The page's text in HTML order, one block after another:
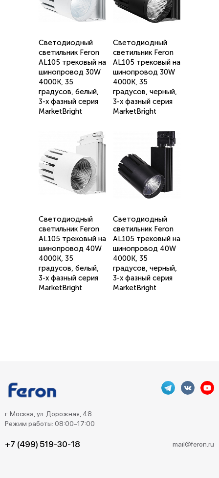
Светодиодный
светильник Feron
AL105 трековый на
шинопровод 30W
4000K, 35
градусов, белый,
3-х фазный серия
MarketBright
Светодиодный
светильник Feron
AL105 трековый на
шинопровод 30W
4000K, 35
градусов, черный,
3-х фазный серия
MarketBright
Светодиодный
светильник Feron
AL105 трековый на
шинопровод 40W
4000K, 35
градусов, белый,
3-х фазный серия
MarketBright
Светодиодный
светильник Feron
AL105 трековый на
шинопровод 40W
4000K, 35
градусов, черный,
3-х фазный серия
MarketBright
г. Москва, ул. Дорожная, 48
Режим работы: 08:00–17:00
+7 (499) 519-30-18 mail@feron.ru